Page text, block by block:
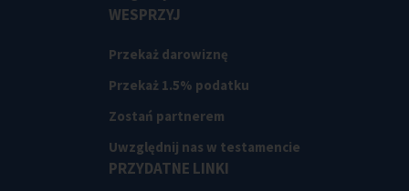
WESPRZYJ
Przekaż darowiznę
Przekaż 1.5% podatku
Zostań partnerem
Uwzględnij nas w testamencie
PRZYDATNE LINKI